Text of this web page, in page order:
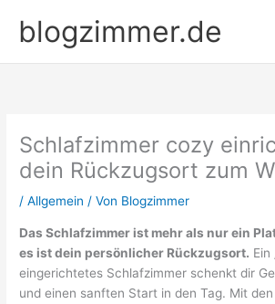
Inhaltblogzimmer.de
Schlafzimmer cozy
dein Rückzugsort zum
/Allgemein / Von Blogzimmer
Das Schlafzimmer ist mehr als nur ein
es ist dein persönlicher Rückzugsort. Ein
eingerichtetes Schlafzimmer schenkt dir
und einen sanften Start in den Tag. Mit